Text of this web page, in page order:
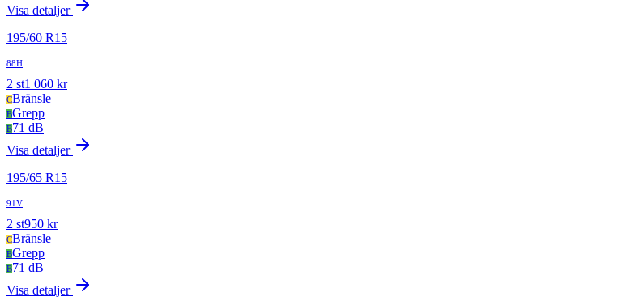
Visa detaljer
195/60 R15
88H
2 st1 060 kr
CBränsle
BGrepp
B71 dB
Visa detaljer
195/65 R15
91V
2 st950 kr
CBränsle
BGrepp
B71 dB
Visa detaljer